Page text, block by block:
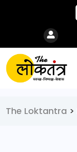
The Loktantra >